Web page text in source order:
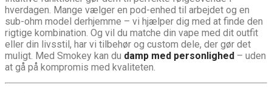
hverdagen. Mange vælger en pod-enhed til arbejdet og en
sub-ohm model derhjemme – vi hjælper dig med at finde den
rigtige kombination. Og vil du matche din vape med dit outfit
eller din livsstil, har vi tilbehør og custom dele, der gør det
muligt. Med Smokey kan du damp med personlighed – uden
at gå på kompromis med kvaliteten.